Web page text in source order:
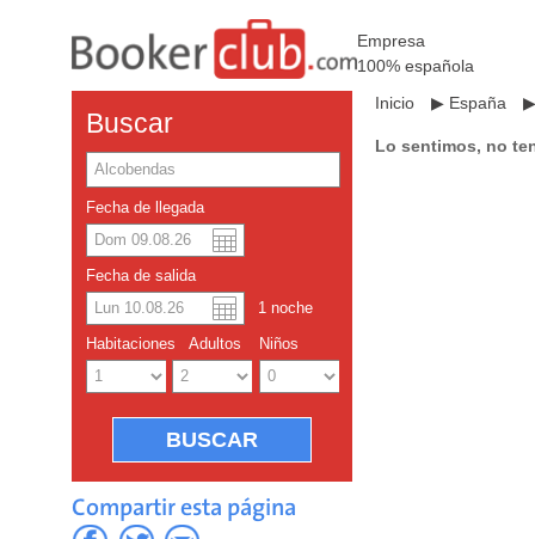
Empresa
100% española
Buscar
Fecha de llegada
Fecha de salida
1 noche
Habitaciones Adultos Niños
Compartir esta página
Inicio ▶ España
Lo sentimos, no